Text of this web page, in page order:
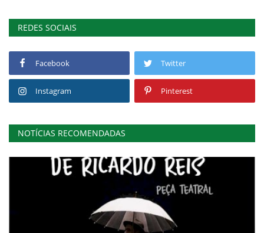
REDES SOCIAIS
Facebook Twitter
Instagram Pinterest
NOTÍCIAS RECOMENDADAS